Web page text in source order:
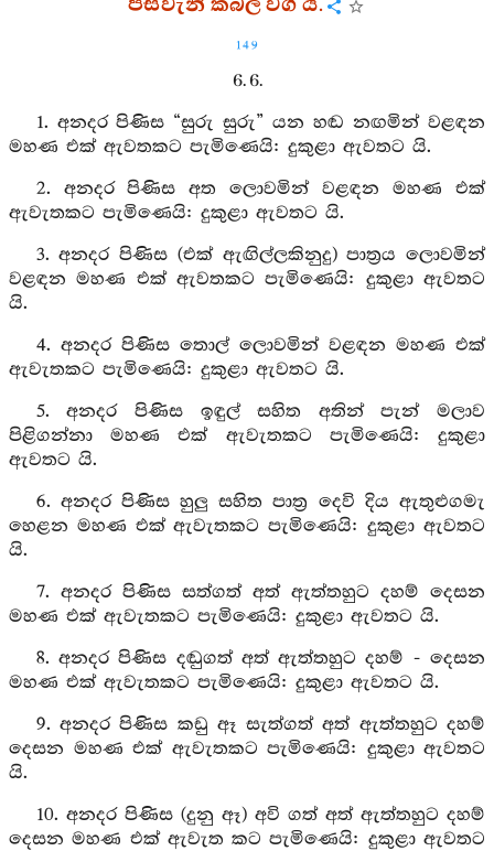
149
6. 6.
1. අනදර පිණිස “සුරු සුරු” යන හඬ නඟමින් වළඳන
මහණ එක් ඇවතකට පැමිණෙයි: දුකුළා ඇවතට යි.
2. අනදර පිණිස අත ලොවමින් වළඳන මහණ එක්
ඇවැතකට පැමිණෙයි: දුකුළා ඇවතට යි.
3. අනදර පිණිස (එක් ඇඟිල්ලකිනුදු) පාත්‍රය ලොවමින්
වළඳන මහණ එක් ඇවතකට පැමිණෙයි: දුකුළා ඇවතට
යි.
4. අනදර පිණිස තොල් ලොවමින් වළඳන මහණ එක්
ඇවැතකට පැමිණෙයි: දුකුළා ඇවතට යි.
5. අනදර පිණිස ඉඳුල් සහිත අතින් පැන් මලාව
පිළිගන්නා මහණ එක් ඇවැතකට පැමිණෙයි: දුකුළා
ඇවතට යි.
6. අනදර පිණිස හුලු සහිත පාත්‍ර දෙවි දිය ඇතුළුගමැ
හෙළන මහණ එක් ඇවැතකට පැමිණෙයි: දුකුළා ඇවතට
යි.
7. අනදර පිණිස සත්ගත් අත් ඇත්තහුට දහම් දෙසන
මහණ එක් ඇවැතකට පැමිණෙයි: දුකුළා ඇවතට යි.
8. අනදර පිණිස දඬුගත් අත් ඇත්තහුට දහම් - දෙසන
මහණ එක් ඇවැතකට පැමිණෙයි: දුකුළා ඇවතට යි.
9. අනදර පිණිස කඩු ඈ සැත්ගත් අත් ඇත්තහුට දහම්
දෙසන මහණ එක් ඇවැතකට පැමිණෙයි: දුකුළා ඇවතට
යි.
10. අනදර පිණිස (දුනු ඈ) අවි ගත් අත් ඇත්තහුට දහම්
දෙසන මහණ එක් ඇවැත කට පැමිණෙයි: දුකුළා ඇවතට